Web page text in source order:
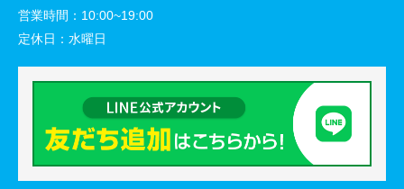
営業時間： 10:00~19:00
定休日： 水曜日